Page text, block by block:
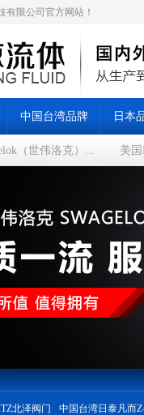
有限公司官方网站！
（世伟洛克）... 美
中国台湾品牌 日本
北泽阀门 中国台湾日泰凡而